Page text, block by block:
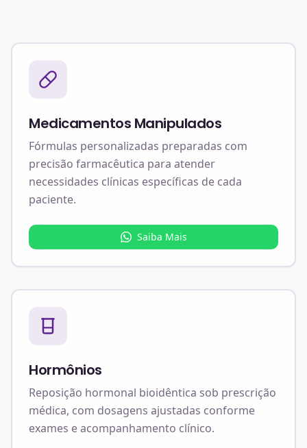
Medicamentos Manipulados
Fórmulas personalizadas preparadas com
precisão farmacêutica para atender
necessidades clínicas específicas de cada
paciente.
Saiba Mais
Hormônios
Reposição hormonal bioidêntica sob prescrição
médica, com dosagens ajustadas conforme
exames e acompanhamento clínico.